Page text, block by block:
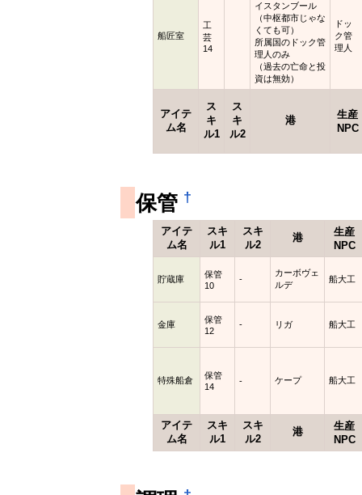
アイテ
ム名
ス
キ
ル1
ス
キ
ル2
港
生産
NPC
船匠室
工
芸
14
イスタンブール
（中枢都市じゃな
くても可）
所属国のドック管
理人のみ
（過去の亡命と投
資は無効）
ドッ
ク管
理人
保管 †
アイテ
ム名
スキ
ル1
スキ
ル2
港
生産
NPC
アイテ
ム名
スキ
ル1
スキ
ル2
港
生産
NPC
貯蔵庫
保管
10
-
カーボヴェ
ルデ
船大工
金庫
保管
12
- リガ 船大工
特殊船倉
保管
14
- ケープ 船大工